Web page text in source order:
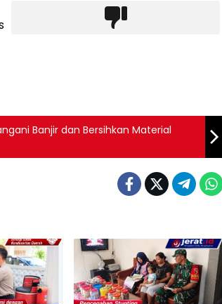
Banjir dan Bersihkan Material